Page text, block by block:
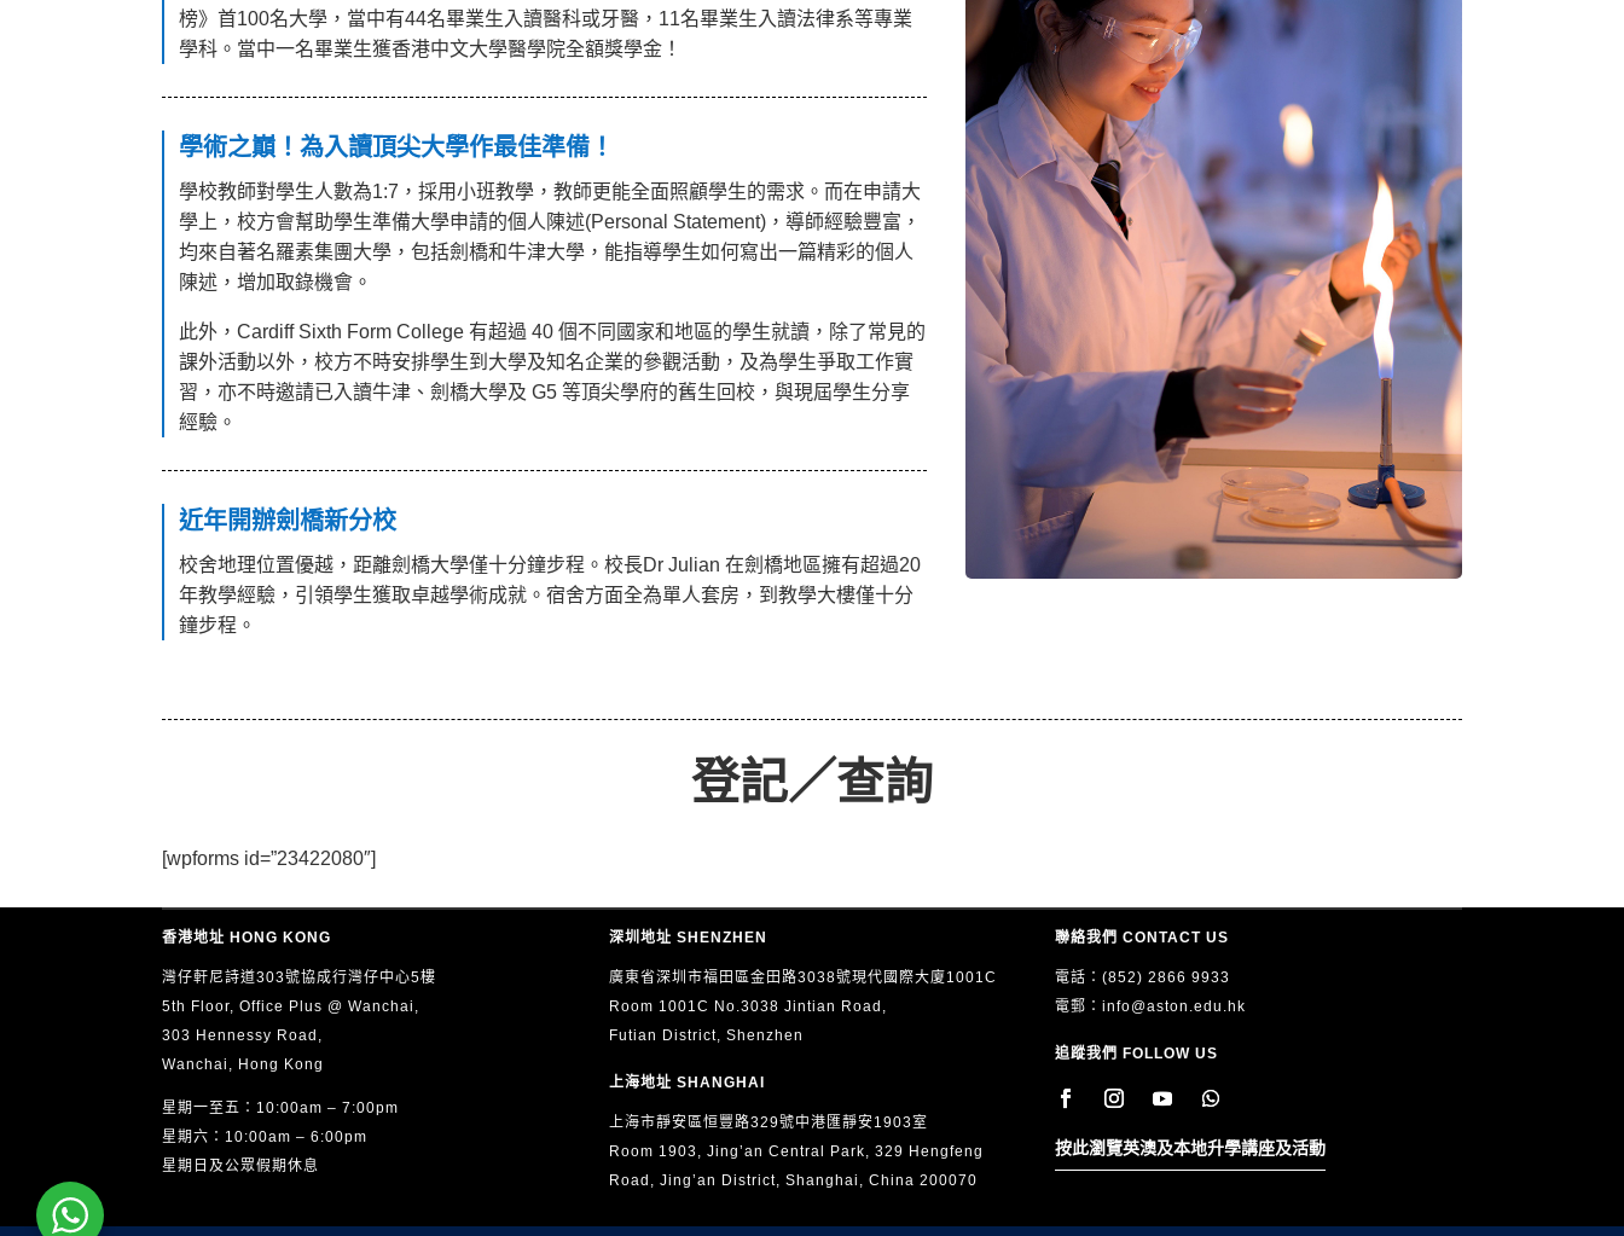
榜》首100名大學，當中有44名畢業生入讀醫科或牙醫，11名畢業生入讀法律系等專業
學科。當中一名畢業生獲香港中文大學醫學院全額獎學金！
學術之巔！為入讀頂尖大學作最佳準備！
學校教師對學生人數為1:7，採用小班教學，教師更能全面照顧學生的需求。而在申請大
學上，校方會幫助學生準備大學申請的個人陳述(Personal Statement)，導師經驗豐富，
均來自著名羅素集團大學，包括劍橋和牛津大學，能指導學生如何寫出一篇精彩的個人
陳述，增加取錄機會。
此外，Cardiff Sixth Form College 有超過 40 個不同國家和地區的學生就讀，除了常見的
課外活動以外，校方不時安排學生到大學及知名企業的參觀活動，及為學生爭取工作實
習，亦不時邀請已入讀牛津、劍橋大學及 G5 等頂尖學府的舊生回校，與現屆學生分享
經驗。
近年開辦劍橋新分校
校舍地理位置優越，距離劍橋大學僅十分鐘步程。校長Dr Julian 在劍橋地區擁有超過20
年教學經驗，引領學生獲取卓越學術成就。宿舍方面全為單人套房，到教學大樓僅十分
鐘步程。
登記／查詢
[wpforms id=”23422080″]
香港地址 HONG KONG
灣仔軒尼詩道303號協成行灣仔中心5樓
5th Floor, Office Plus @ Wanchai,
303 Hennessy Road,
Wanchai, Hong Kong
星期一至五：10:00am – 7:00pm
星期六：10:00am – 6:00pm
星期日及公眾假期休息
深圳地址 SHENZHEN
廣東省深圳市福田區金田路3038號現代國際大廈1001C
Room 1001C No.3038 Jintian Road,
Futian District, Shenzhen
上海地址 SHANGHAI
上海市靜安區恒豐路329號中港匯靜安1903室
Room 1903, Jing’an Central Park, 329 Hengfeng
Road, Jing’an District, Shanghai, China 200070
聯絡我們 CONTACT US
電話：(852) 2866 9933
電郵： info@aston.edu.hk
追蹤我們 FOLLOW US
按此瀏覽英澳及本地升學講座及活動